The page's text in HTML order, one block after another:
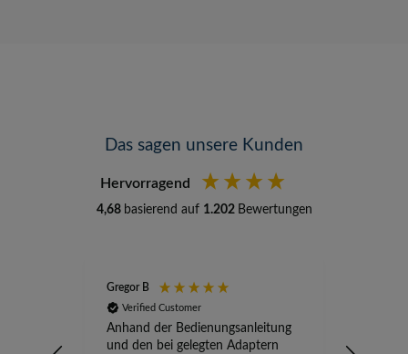
Das sagen unsere Kunden
Hervorragend
4,68 basierend auf 1.202 Bewertungen
Gregor B
Verified Customer
Anhand der Bedienungsanleitung
und den bei gelegten Adaptern